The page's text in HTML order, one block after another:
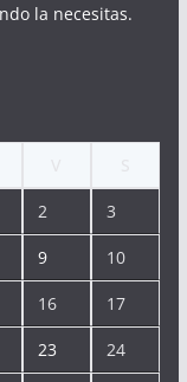
la necesitas.
2 3
9 10
16 17
23 24